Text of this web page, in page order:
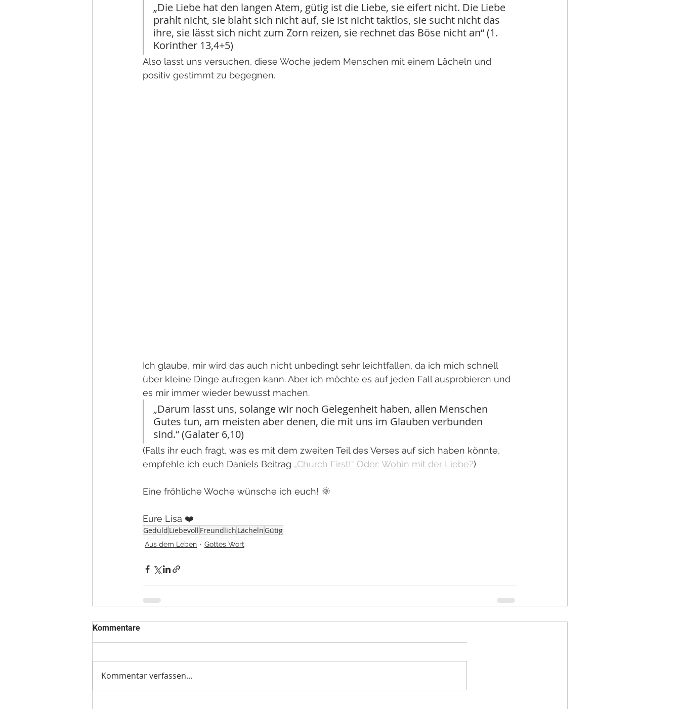
„Die Liebe hat den langen Atem, gütig ist die Liebe, sie eifert nicht. Die Liebe
prahlt nicht, sie bläht sich nicht auf, sie ist nicht taktlos, sie sucht nicht das
ihre, sie lässt sich nicht zum Zorn reizen, sie rechnet das Böse nicht an“ (1.
Korinther 13,4+5)
Also lasst uns versuchen, diese Woche jedem Menschen mit einem Lächeln und
positiv gestimmt zu begegnen.
Ich glaube, mir wird das auch nicht unbedingt sehr leichtfallen, da ich mich schnell
über kleine Dinge aufregen kann. Aber ich möchte es auf jeden Fall ausprobieren und
es mir immer wieder bewusst machen.
„Darum lasst uns, solange wir noch Gelegenheit haben, allen Menschen
Gutes tun, am meisten aber denen, die mit uns im Glauben verbunden
sind.“ (Galater 6,10)
(Falls ihr euch fragt, was es mit dem zweiten Teil des Verses auf sich haben könnte,
empfehle ich euch Daniels Beitrag „Church First!“ Oder: Wohin mit der Liebe?)
Eine fröhliche Woche wünsche ich euch! 🌞
Eure Lisa ❤️
Geduld Liebevoll Freundlich Lächeln Gütig
Aus dem Leben Gottes Wort
Kommentare
Kommentar verfassen...